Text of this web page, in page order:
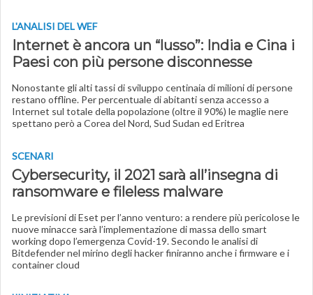
L'ANALISI DEL WEF
Internet è ancora un “lusso”: India e Cina i
Paesi con più persone disconnesse
Nonostante gli alti tassi di sviluppo centinaia di milioni di persone
restano offline. Per percentuale di abitanti senza accesso a
Internet sul totale della popolazione (oltre il 90%) le maglie nere
spettano però a Corea del Nord, Sud Sudan ed Eritrea
SCENARI
Cybersecurity, il 2021 sarà all’insegna di
ransomware e fileless malware
Le previsioni di Eset per l’anno venturo: a rendere più pericolose le
nuove minacce sarà l’implementazione di massa dello smart
working dopo l’emergenza Covid-19. Secondo le analisi di
Bitdefender nel mirino degli hacker finiranno anche i firmware e i
container cloud